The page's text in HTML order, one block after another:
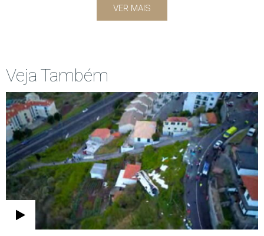
VER MAIS
Veja Também